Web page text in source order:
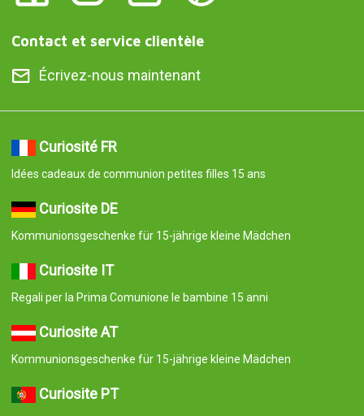
Contact et service clientèle
Écrivez-nous maintenant
Curiosité FR
Idées cadeaux de communion petites filles 15 ans
Curiosite DE
Kommunionsgeschenke für 15-jährige kleine Mädchen
Curiosite IT
Regali per la Prima Comunione le bambine 15 anni
Curiosite AT
Kommunionsgeschenke für 15-jährige kleine Mädchen
Curiosite PT